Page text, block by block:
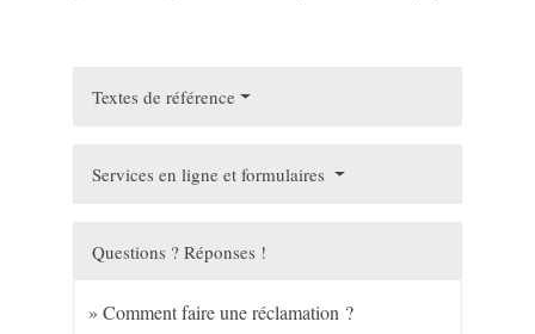
Textes de référence
Services en ligne et formulaires
Questions ? Réponses !
Comment faire une réclamation ?